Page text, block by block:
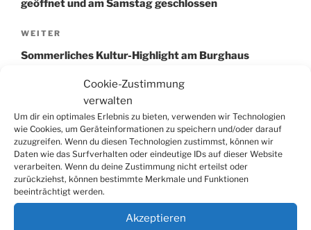
Cookie-Zustimmung
verwalten
Um dir ein optimales Erlebnis zu bieten, verwenden wir Technologien
wie Cookies, um Geräteinformationen zu speichern und/oder darauf
zuzugreifen. Wenn du diesen Technologien zustimmst, können wir
Daten wie das Surfverhalten oder eindeutige IDs auf dieser Website
verarbeiten. Wenn du deine Zustimmung nicht erteilst oder
zurückziehst, können bestimmte Merkmale und Funktionen
beeinträchtigt werden.
Akzeptieren
geöffnet und am Samstag geschlossen
Nächster
Beitrag
WEITER
Sommerliches Kultur-Highlight am Burghaus
Suchen
nach: